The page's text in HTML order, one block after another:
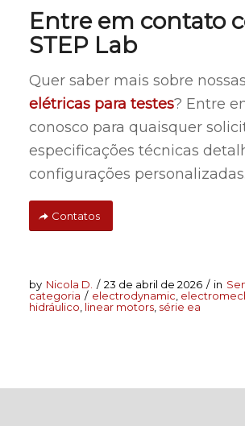
Entre em contato
STEP Lab
Quer saber mais sobre nossas
elétricas para testes? Entre
conosco para quaisquer
especificações técnicas
configurações personalizadas.
Contatos
by Nicola D. / 23 de abril de 2026 / in
categoria / electrodynamic,
hidráulico, linear motors, série ea